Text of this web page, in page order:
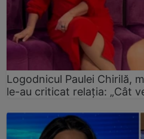
Logodnicul Paulei Chirilă,
le-au criticat relația: „Cât